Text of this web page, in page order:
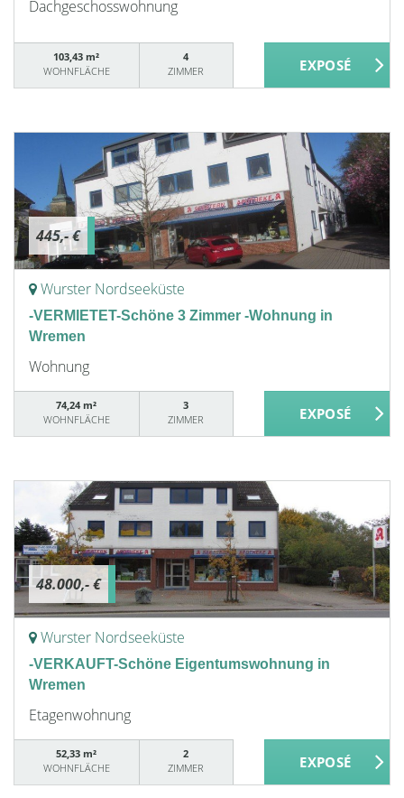
Dachgeschosswohnung
103,43 m²
WOHNFLÄCHE
4
ZIMMER
445,- €
Wurster Nordseeküste
-VERMIETET-Schöne 3 Zimmer -Wohnung in
Wremen
Wohnung
74,24 m²
WOHNFLÄCHE
3
ZIMMER
48.000,- €
Wurster Nordseeküste
-VERKAUFT-Schöne Eigentumswohnung in
Wremen
Etagenwohnung
52,33 m²
WOHNFLÄCHE
2
ZIMMER